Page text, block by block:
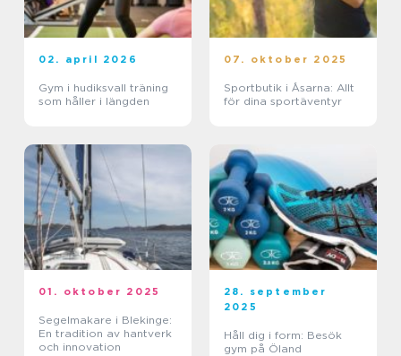
02. april 2026
Gym i hudiksvall träning
som håller i längden
07. oktober 2025
Sportbutik i Åsarna: Allt
för dina sportäventyr
01. oktober 2025
Segelmakare i Blekinge:
En tradition av hantverk
och innovation
28. september
2025
Håll dig i form: Besök
gym på Öland